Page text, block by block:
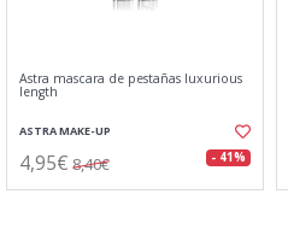
Astra mascara de pestañas luxurious
length
ASTRA MAKE-UP
4,95€ 8,40€ - 41%